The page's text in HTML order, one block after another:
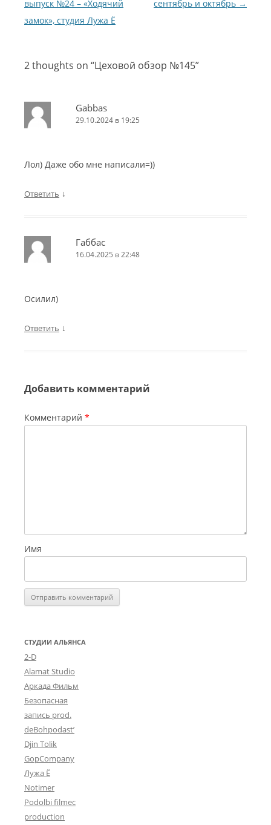
выпуск №24 – «Ходячий
замок», студия Лужа Ё
сентябрь и октябрь →
2 thoughts on “Цеховой обзор №145”
Gabbas
29.10.2024 в 19:25
Лол) Даже обо мне написали=))
Ответить ↓
Габбас
16.04.2025 в 22:48
Осилил)
Ответить ↓
Добавить комментарий
Комментарий *
Имя
СТУДИИ АЛЬЯНСА
2-D
Alamat Studio
Аркада Фильм
Безопасная
запись prod.
deBohpodast’
Djin Tolik
GopCompany
Лужа Ё
Notimer
Podolbi filmec
production